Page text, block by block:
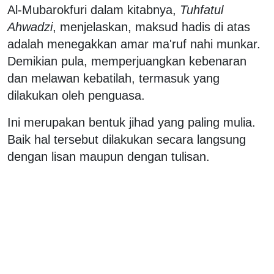
Al-Mubarokfuri dalam kitabnya, Tuhfatul
Ahwadzi, menjelaskan, maksud hadis di atas
adalah menegakkan amar ma'ruf nahi munkar.
Demikian pula, memperjuangkan kebenaran
dan melawan kebatilah, termasuk yang
dilakukan oleh penguasa.
Ini merupakan bentuk jihad yang paling mulia.
Baik hal tersebut dilakukan secara langsung
dengan lisan maupun dengan tulisan.